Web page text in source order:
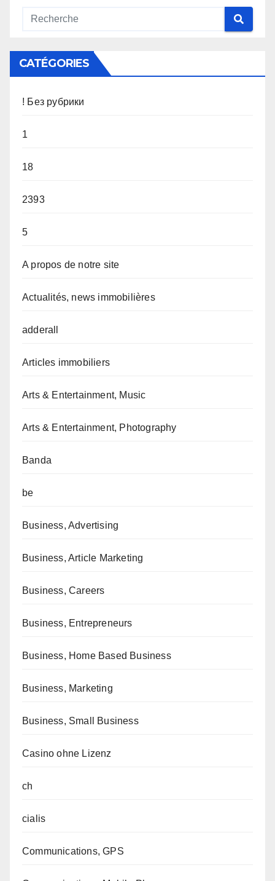
CATÉGORIES
! Без рубрики
1
18
2393
5
A propos de notre site
Actualités, news immobilières
adderall
Articles immobiliers
Arts & Entertainment, Music
Arts & Entertainment, Photography
Banda
be
Business, Advertising
Business, Article Marketing
Business, Careers
Business, Entrepreneurs
Business, Home Based Business
Business, Marketing
Business, Small Business
Casino ohne Lizenz
ch
cialis
Communications, GPS